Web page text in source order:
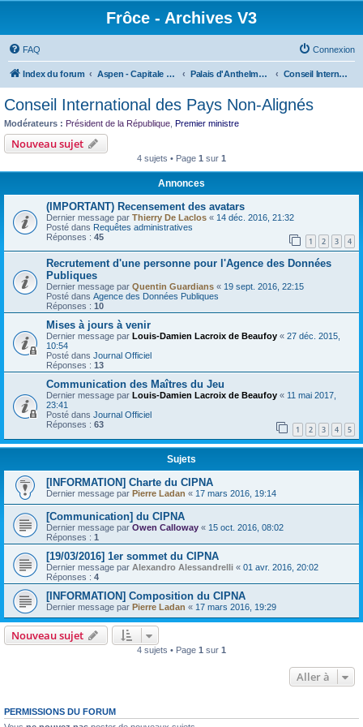
Frôce - Archives V3
FAQ Connexion
Index du forum Aspen - Capitale de la Frôce Palais d'Anthelme - Présidence de la République Conseil International des Pays Non-Alignés
Conseil International des Pays Non-Alignés
Modérateurs : Président de la République Premier ministre
Nouveau sujet
4 sujets • Page 1 sur 1
Annonces
(IMPORTANT) Recensement des avatars
Dernier message par Thierry De Laclos « 14 déc. 2016, 21:32
Posté dans Requêtes administratives
Réponses : 45 1 2 3 4
Recrutement d'une personne pour l'Agence des Données
Publiques
Dernier message par Quentin Guardians « 19 sept. 2016, 22:15
Posté dans Agence des Données Publiques
Réponses : 10
Mises à jours à venir
Dernier message par Louis-Damien Lacroix de Beaufoy « 27 déc. 2015,
10:54
Posté dans Journal Officiel
Réponses : 13
Communication des Maîtres du Jeu
Dernier message par Louis-Damien Lacroix de Beaufoy « 11 mai 2017,
23:41
Posté dans Journal Officiel
Réponses : 63 1 2 3 4 5
Sujets
[INFORMATION] Charte du CIPNA
Dernier message par Pierre Ladan « 17 mars 2016, 19:14
[Communication] du CIPNA
Dernier message par Owen Calloway « 15 oct. 2016, 08:02
Réponses : 1
[19/03/2016] 1er sommet du CIPNA
Dernier message par Alexandro Alessandrelli « 01 avr. 2016, 20:02
Réponses : 4
[INFORMATION] Composition du CIPNA
Dernier message par Pierre Ladan « 17 mars 2016, 19:29
Nouveau sujet
4 sujets • Page 1 sur 1
Aller à
PERMISSIONS DU FORUM